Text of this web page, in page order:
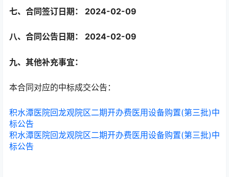
七、合同签订日期： 2024-02-09
八、合同公告日期： 2024-02-09
九、其他补充事宜：
本合同对应的中标成交公告：
积水潭医院回龙观院区二期开办费医用设备购置(第三批)中
标公告
积水潭医院回龙观院区二期开办费医用设备购置(第三批)中
标公告